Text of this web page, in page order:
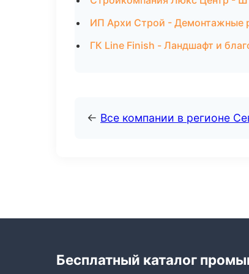
ИП Архи Строй - Демонтажные
ГК Line Finish - Ландшафт и
← Все компании в регионе
Бесплатный каталог